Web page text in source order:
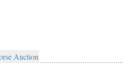
Auction